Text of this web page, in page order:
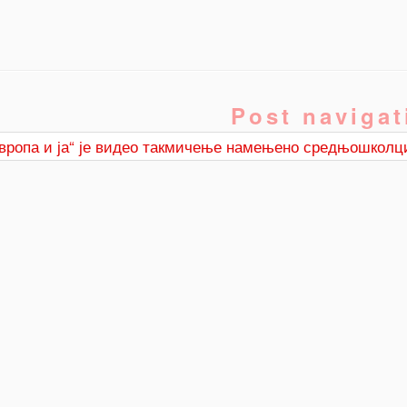
Post
и ја“ је видео такмичење намењено